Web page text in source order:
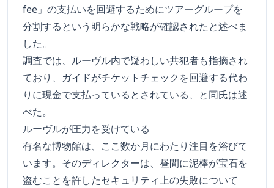
fee」の支払いを回避するためにツアーグループを
分割するという明らかな戦略が確認されたと述べま
した。
調査では、ルーヴル内で疑わしい共犯者も指摘され
ており、ガイドがチケットチェックを回避する代わ
りに現金で支払っているとされている、と同氏は述
べた。
ルーヴルが圧力を受けている
有名な博物館は、ここ数か月にわたり注目を浴びて
います。そのディレクターは、昼間に泥棒が宝石を
盗むことを許したセキュリティ上の失敗について